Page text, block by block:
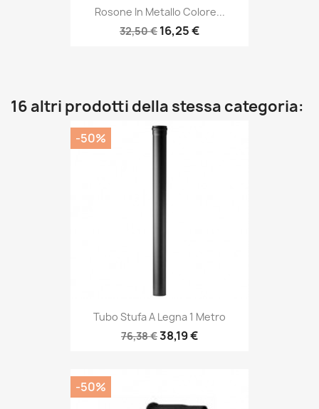
Rosone In Metallo Colore...
32,50 € 16,25 €
16 altri prodotti della stessa categoria:
Tubo Stufa A Legna 1 Metro
76,38 €38,19 €
-50%
-50%